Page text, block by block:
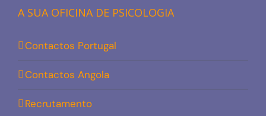
A SUA OFICINA DE PSICOLOGIA
Contactos Portugal
Contactos Angola
Recrutamento